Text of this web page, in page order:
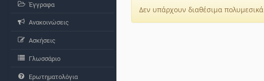
Δεν υπάρχουν διαθέσιμα
Έγγραφα
Ανακοινώσεις
Ασκήσεις
Γλωσσάριο
Ερωτηματολόγια